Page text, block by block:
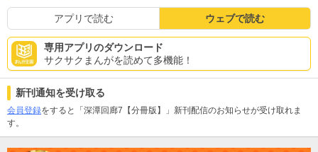
アプリで読む ウェブで読む
専用アプリのダウンロード
サクサクまんがを読めて多機能！
新刊通知を受け取る
会員登録をすると「深潭回廊7【分冊版】」新刊配信のお知らせが受け取れま
す。